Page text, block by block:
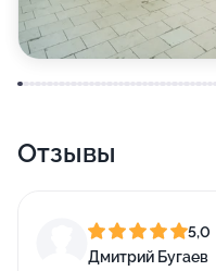
Отзывы
5,0
Дмитрий Бугаев